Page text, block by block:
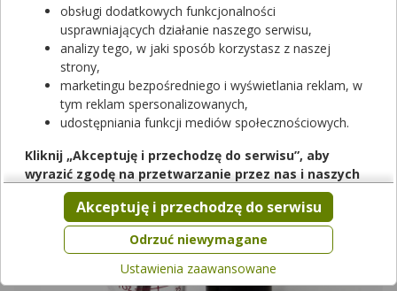
lekarza Jeana Lugolę w 1829 roku. Jednak szerzej został
poznany w Polsce dopiero po katastrofie w Czarnobylu w 1986
roku. Jakie jest jego działanie i zastosowanie? Czy picie płynu
Lugola jest bezpieczne? Kiedy nie należy go stosować? Na to
wszystko znajdziesz odpowiedź poniżej.
obsługi dodatkowych funkcjonalności
usprawniających działanie naszego serwisu,
analizy tego, w jaki sposób korzystasz z naszej
strony,
marketingu bezpośredniego i wyświetlania reklam, w
tym reklam spersonalizowanych,
udostępniania funkcji mediów społecznościowych.
Kliknij „Akceptuję i przechodzę do serwisu”, aby
wyrazić zgodę na przetwarzanie przez nas i naszych
partnerów Twoich danych w powyższych celach.
Pamiętaj, że wyrażenie zgody jest dobrowolne, a wyrażoną
zgodę możesz w każdej chwili cofnąć, możesz też wycofać
zgodę na przetwarzanie Twoich danych tylko w niektórych
celach. Jeżeli chcesz dowiedzieć się więcej lub chcesz
Odrzuć niewymagane
Akceptuję i przechodzę do serwisu
Ustawienia zaawansowane